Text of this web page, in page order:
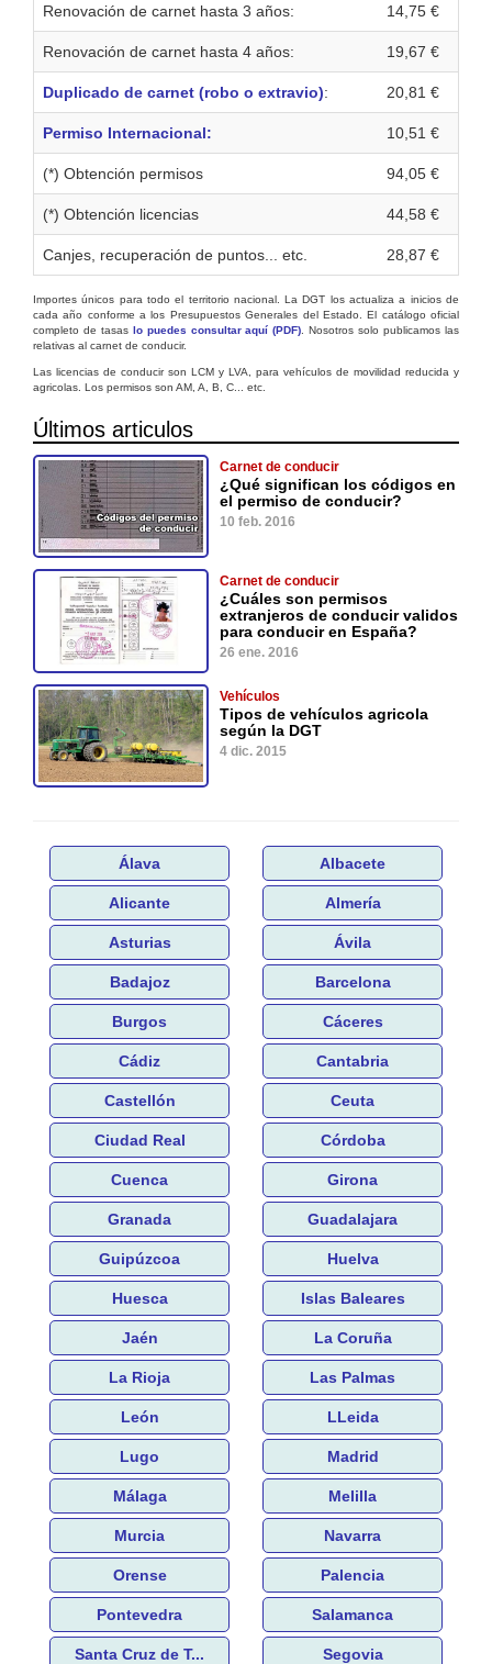
Renovación de carnet hasta 3 años: 14,75 €
Renovación de carnet hasta 4 años: 19,67 €
Duplicado de carnet (robo o extravio): 20,81 €
Permiso Internacional: 10,51 €
(*) Obtención permisos 94,05 €
(*) Obtención licencias 44,58 €
Canjes, recuperación de puntos... etc. 28,87 €
Importes únicos para todo el territorio nacional. La DGT los actualiza a inicios de
cada año conforme a los Presupuestos Generales del Estado. El catálogo oficial
completo de tasas lo puedes consultar aquí (PDF) . Nosotros solo publicamos las
relativas al carnet de conducir.
Las licencias de conducir son LCM y LVA, para vehículos de movilidad reducida y
agricolas. Los permisos son AM, A, B, C... etc.
Últimos articulos
Carnet de conducir
¿Qué significan los códigos en
el permiso de conducir?
10 feb. 2016
Carnet de conducir
¿Cuáles son permisos
extranjeros de conducir validos
para conducir en España?
26 ene. 2016
Vehículos
Tipos de vehículos agricola
según la DGT
4 dic. 2015
Álava Albacete
Alicante Almería
Asturias Ávila
Badajoz Barcelona
Burgos Cáceres
Cádiz Cantabria
Castellón Ceuta
Ciudad Real Córdoba
Cuenca Girona
Granada Guadalajara
Guipúzcoa Huelva
Huesca Islas Baleares
Jaén La Coruña
La Rioja Las Palmas
León LLeida
Lugo Madrid
Málaga Melilla
Murcia Navarra
Orense Palencia
Pontevedra Salamanca
Santa Cruz de T... Segovia